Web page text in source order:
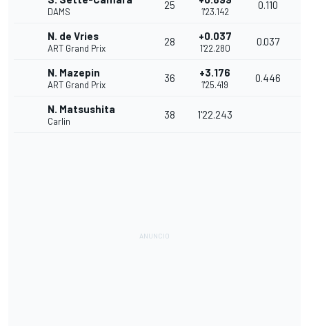
DAMS
25
1'23.142
0.110
N. de Vries
ART Grand Prix
28 +0.037
1'22.280
0.037
N. Mazepin
ART Grand Prix
36 +3.176
1'25.419
0.446
N. Matsushita
Carlin
38 1'22.243